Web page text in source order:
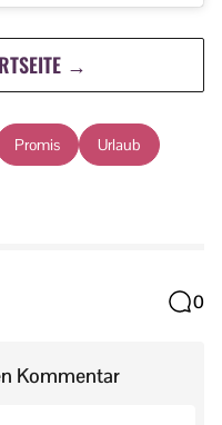
→
Promis Urlaub
0
Kommentar